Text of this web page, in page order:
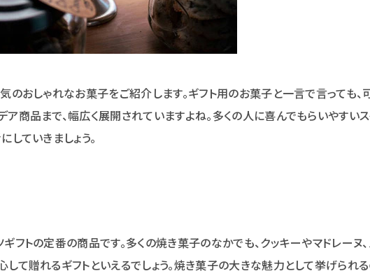
気のおしゃれなお菓子をご紹介します。ギフト用のお菓子と一言で言っても
ア商品まで、幅広く展開されていますよね。多くの人に喜んでもらいやすい
していきましょう。
フトの定番の商品です。多くの焼き菓子のなかでも、クッキーやマドレーヌ
して贈れるギフトといえるでしょう。焼き菓子の大きな魅力として挙げられ